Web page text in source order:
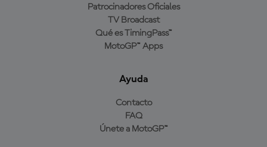
Patrocinadores Oficiales
TV Broadcast
Qué es TimingPass™
MotoGP™ Apps
Ayuda
Contacto
FAQ
Únete a MotoGP™